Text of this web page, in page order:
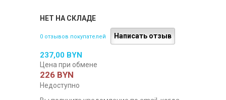
НЕТ НА СКЛАДЕ
0 отзывов покупателей Написать отзыв
237,00 BYN
Цена при обмене
226 BYN
Недоступно